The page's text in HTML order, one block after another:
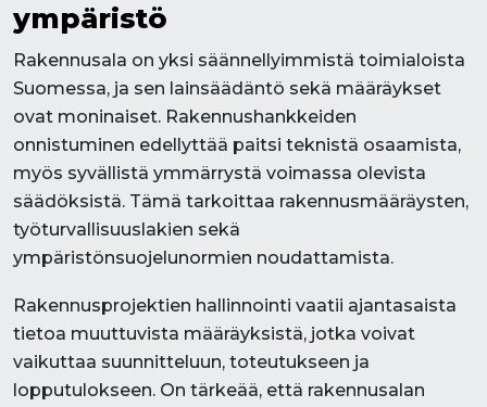
ympäristö
Rakennusala on yksi säännellyimmistä toimialoista
Suomessa, ja sen lainsäädäntö sekä määräykset
ovat moninaiset. Rakennushankkeiden
onnistuminen edellyttää paitsi teknistä osaamista,
myös syvällistä ymmärrystä voimassa olevista
säädöksistä. Tämä tarkoittaa rakennusmääräysten,
työturvallisuuslakien sekä
ympäristönsuojelunormien noudattamista.
Rakennusprojektien hallinnointi vaatii ajantasaista
tietoa muuttuvista määräyksistä, jotka voivat
vaikuttaa suunnitteluun, toteutukseen ja
lopputulokseen. On tärkeää, että rakennusalan